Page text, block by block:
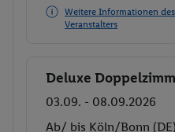
Weitere Informationen des
Veranstalters
Buchen
Deluxe
03.09. - 08.09.2026
Ab/ bis Köln/Bonn (DE)